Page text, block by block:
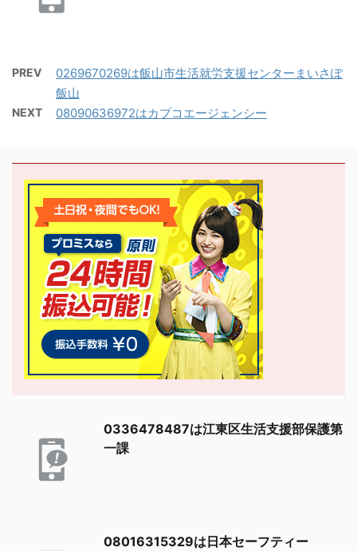
PREV
0269670269は飯山市生活就労支援センターまいさぽ
飯山
NEXT 08090636972はカプコエージェンシー
0336478487は江東区生活支援部保護第
一課
08016315329は日本セーフティー